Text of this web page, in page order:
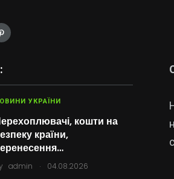
УКРАЇНИ
кошти на
країни,
admin . 04.08.2026